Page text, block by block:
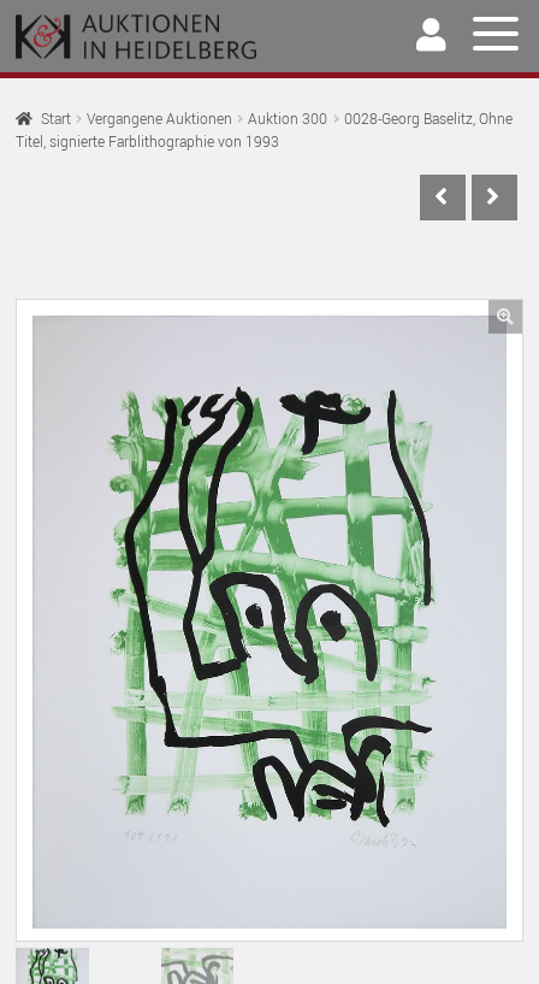
Zur
Navigation
springen
Springe
zum
Inhalt
Home
Start Vergangene Auktionen Auktion 300
0028-Georg Baselitz, Ohne
Titel, signierte Farblithographie von 1993